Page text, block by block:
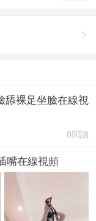

舔裸足坐臉在線視
0閱讀
嘴在線視頻